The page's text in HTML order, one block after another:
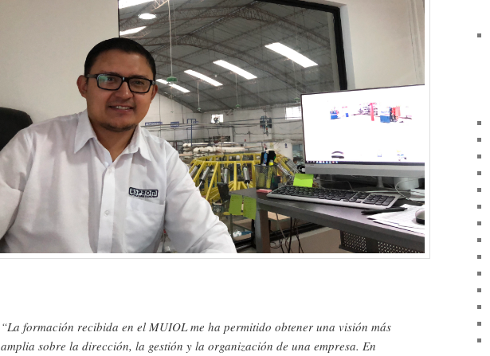
“La formación recibida en el MUIOL me ha permitido obtener una visión más
amplia sobre la dirección, la gestión y la organización de una empresa. En